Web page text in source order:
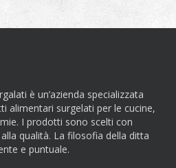
è un’azienda specializzata
alimentari surgelati per le cucine,
I prodotti sono scelti con
qualità. La filosofia della ditta
e puntuale.